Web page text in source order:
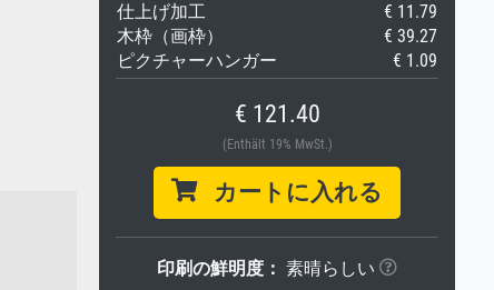
仕上げ加工
€ 11.79
木枠（画枠）
€ 39.27
ピクチャーハンガー
€ 1.09
€ 121.40
(Enthält 19% MwSt.)
カートに入れる
印刷の鮮明度： 素晴らしい